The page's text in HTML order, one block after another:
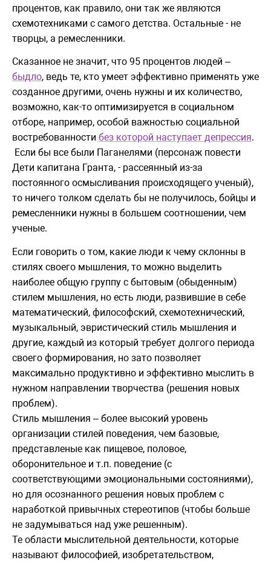
процентов, как правило, они так же являются
схемотехниками с самого детства. Остальные - не
творцы, а ремесленники.
Сказанное не значит, что 95 процентов людей –
быдло, ведь те, кто умеет эффективно применять уже
созданное другими, очень нужны и их количество,
возможно, как-то оптимизируется в социальном
отборе, например, особой важностью социальной
востребованности без которой наступает депрессия.
Если бы все были Паганелями (персонаж повести
Дети капитана Гранта, - рассеянный из-за
постоянного осмысливания происходящего ученый),
то ничего толком сделать бы не получилось, бойцы и
ремесленники нужны в большем соотношении, чем
ученые.
Если говорить о том, какие люди к чему склонны в
стилях своего мышления, то можно выделить
наиболее общую группу с бытовым (обыденным)
стилем мышления, но есть люди, развившие в себе
математический, философский, схемотехнический,
музыкальный, эвристический стиль мышления и
другие, каждый из который требует долгого периода
своего формирования, но зато позволяет
максимально продуктивно и эффективно мыслить в
нужном направлении творчества (решения новых
проблем).
Стиль мышления – более высокий уровень
организации стилей поведения, чем базовые,
представленые как пищевое, половое,
оборонительное и т.п. поведение (с
соответствующими эмоциональными состояниями),
но для осознанного решения новых проблем с
наработкой привычных стереотипов (чтобы больше
не задумываться над уже решенным).
Те области мыслительной деятельности, которые
называют философией, изобретательством,